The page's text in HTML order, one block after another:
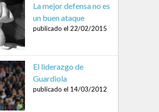
La mejor defensa no es
un buen ataque
publicado el 22/02/2015
El liderazgo de
Guardiola
publicado el 14/03/2012